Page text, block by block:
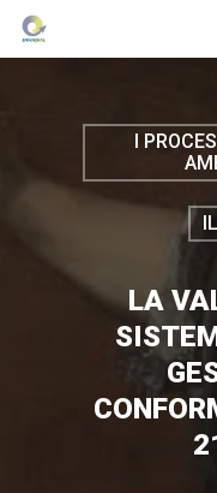
Hit enter to
I
LA